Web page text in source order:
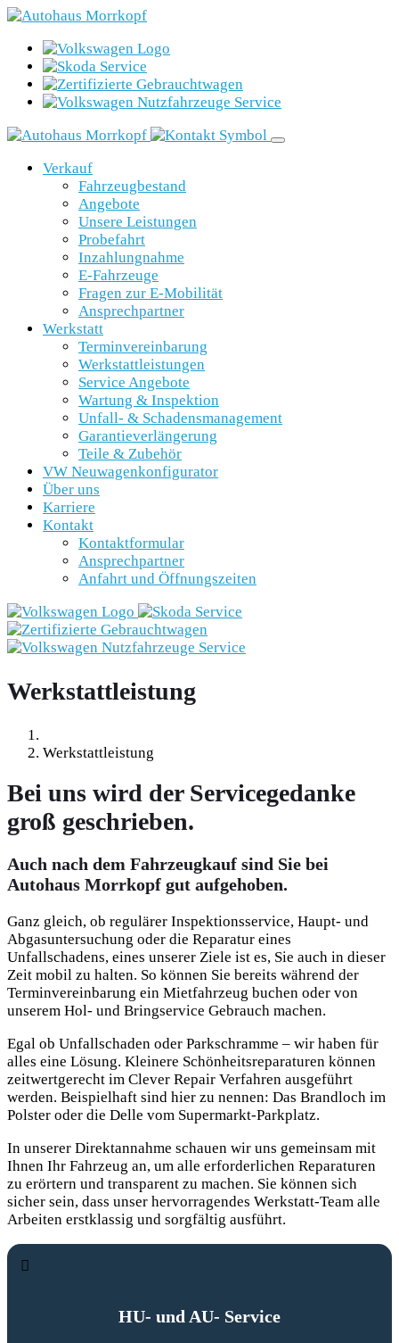
Verkauf
Fahrzeugbestand
Angebote
Unsere Leistungen
Probefahrt
Inzahlungnahme
E-Fahrzeuge
Fragen zur E-Mobilität
Ansprechpartner
Werkstatt
Terminvereinbarung
Werkstattleistungen
Service Angebote
Wartung & Inspektion
Unfall- & Schadensmanagement
Garantieverlängerung
Teile & Zubehör
VW Neuwagenkonfigurator
Über uns
Karriere
Kontakt
Kontaktformular
Ansprechpartner
Anfahrt und Öffnungszeiten
Werkstattleistung
Werkstattleistung
Bei uns wird der Servicegedanke
groß geschrieben.
Auch nach dem Fahrzeugkauf sind Sie bei
Autohaus Morrkopf gut aufgehoben.
Ganz gleich, ob regulärer Inspektionsservice, Haupt- und
Abgasuntersuchung oder die Reparatur eines
Unfallschadens, eines unserer Ziele ist es, Sie auch in dieser
Zeit mobil zu halten. So können Sie bereits während der
Terminvereinbarung ein Mietfahrzeug buchen oder von
unserem Hol- und Bringservice Gebrauch machen.
Egal ob Unfallschaden oder Parkschramme – wir haben für
alles eine Lösung. Kleinere Schönheitsreparaturen können
zeitwertgerecht im Clever Repair Verfahren ausgeführt
werden. Beispielhaft sind hier zu nennen: Das Brandloch im
Polster oder die Delle vom Supermarkt-Parkplatz.
In unserer Direktannahme schauen wir uns gemeinsam mit
Ihnen Ihr Fahrzeug an, um alle erforderlichen Reparaturen
zu erörtern und transparent zu machen. Sie können sich
sicher sein, dass unser hervorragendes Werkstatt-Team alle
Arbeiten erstklassig und sorgfältig ausführt.
HU- und AU- Service